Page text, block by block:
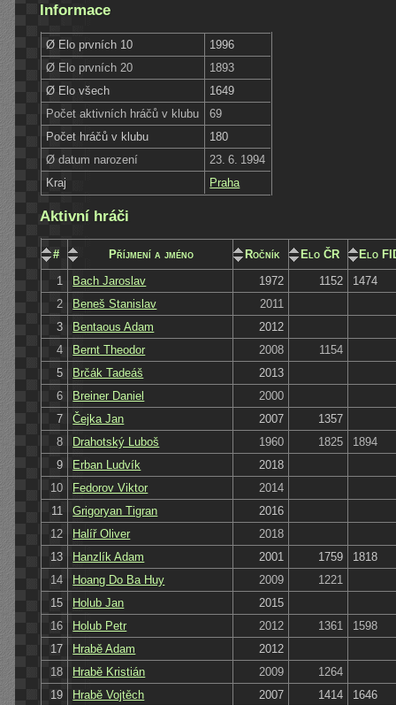
Informace
Ø Elo prvních 10
1996
Ø Elo prvních 20
1893
Ø Elo všech
1649
Počet aktivních hráčů v klubu
69
Počet hráčů v klubu
180
Ø datum narození
23. 6. 1994
Kraj
Praha
Aktivní hráči
# Příjmení a jméno Ročník Elo ČR
Elo
1
Bach Jaroslav 1972 1152
1474
2
Beneš Stanislav
2011
3
Bentaous Adam
2012
4
Bernt Theodor 2008
1154
5
Brčák Tadeáš
2013
6
Breiner Daniel
2000
7
Čejka Jan 2007
1357
8
Drahotský Luboš 1960 1825
1894
9
Erban Ludvík
2018
10
Fedorov Viktor
2014
11
Grigoryan Tigran
2016
12
Halíř Oliver
2018
13
Hanzlík Adam 2001 1759
1818
14
Hoang Do Ba Huy 2009
1221
15
Holub Jan
2015
16
Holub Petr 2012 1361
1598
17
Hrabě Adam
2012
18
Hrabě Kristián 2009
1264
19
Hrabě Vojtěch 2007 1414
1646